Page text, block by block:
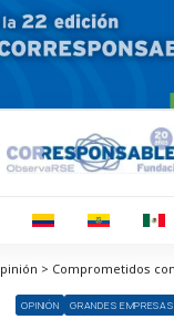
OPINIÓN GRANDES EMPRESAS